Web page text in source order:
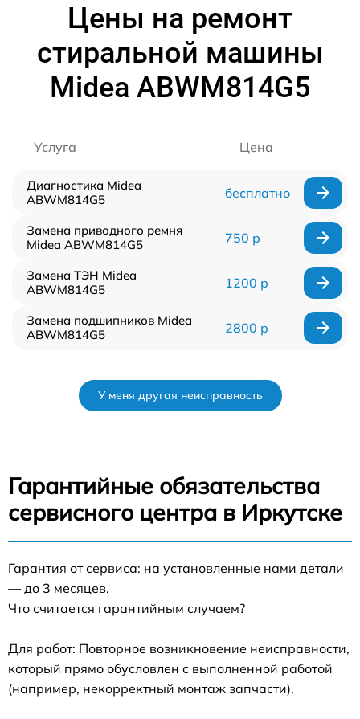
Цены на ремонт
стиральной машины
Midea ABWM814G5
Услуга Цена
Диагностика Midea
ABWM814G5
бесплатно
Замена приводного ремня
Midea ABWM814G5
750 р
Замена ТЭН Midea
ABWM814G5
1200 р
Замена подшипников Midea
ABWM814G5
2800 р
У меня другая неисправность
Гарантийные обязательства
сервисного центра в Иркутске
Гарантия от сервиса: на установленные нами детали
— до 3 месяцев.
Что считается гарантийным случаем?
Для работ: Повторное возникновение неисправности,
который прямо обусловлен с выполненной работой
(например, некорректный монтаж запчасти).